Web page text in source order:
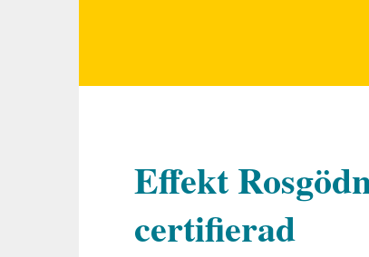
Effekt
certifierad